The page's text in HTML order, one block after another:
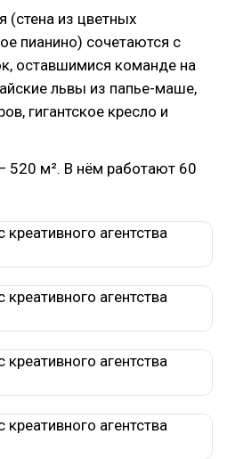
(стена из цветных
пианино) сочетаются с
оставшимися команде на
львы из папье-маше,
гигантское кресло и
м². В нём работают 60